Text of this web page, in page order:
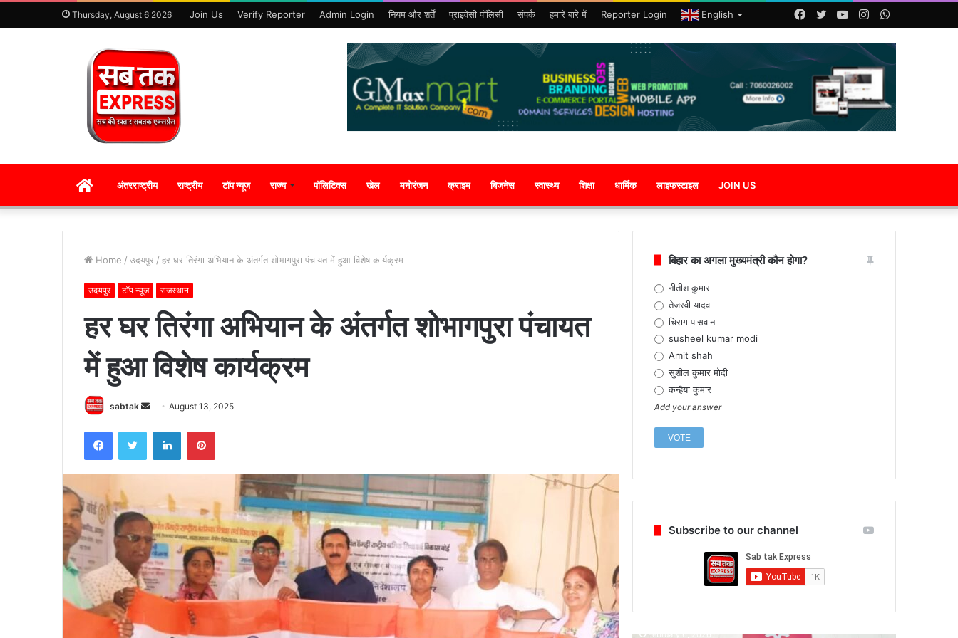
Thursday, August 6 2026 Join Us Verify Reporter Admin Login नियम और शर्तें प्राइवेसी पॉलिसी संपर्क हमारे बारे में Reporter Login English Instagram
YouTube
Twitter
Facebook
HOMEअंतरराष्ट्रीय राष्ट्रीय टॉप न्यूज राज्य पॉलिटिक्स खेल मनोरंजन क्राइम बिजनेस स्वास्थ्य शिक्षा धार्मिक लाइफस्टाइल JOIN US
Home / उदयपुर / हर घर तिरंगा अभियान के अंतर्गत शोभागपुरा पंचायत में हुआ विशेष कार्यक्रम
उदयपुर टॉप न्यूज राजस्थान
हर घर तिरंगा अभियान के अंतर्गत शोभागपुरा पंचायत
में हुआ विशेष कार्यक्रम
sabtak
Send
email
August 13, 2025
FacebookTwitter LinkedInPinterest
बिहार का अगला मुख्यमंत्री कौन होगा?
नीतीश कुमार
तेजस्वी यादव
चिराग पासवान
susheel kumar modi
Amit shah
सुशील कुमार मोदी
कन्हैया कुमार
Add your answer
Subscribe to our channel
February 6, 2026